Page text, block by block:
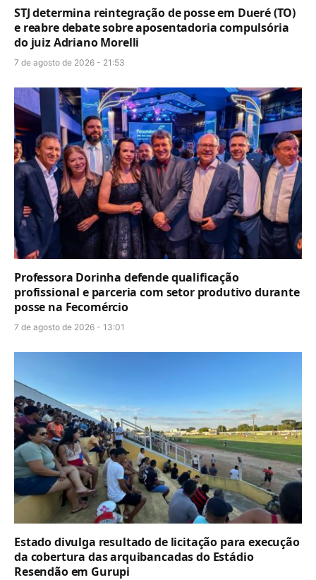
STJ determina reintegração de posse em Dueré (TO)
e reabre debate sobre aposentadoria compulsória
do juiz Adriano Morelli
7 de agosto de 2026 - 21:53
Professora Dorinha defende qualificação
profissional e parceria com setor produtivo durante
posse na Fecomércio
7 de agosto de 2026 - 13:01
Estado divulga resultado de licitação para execução
da cobertura das arquibancadas do Estádio
Resendão em Gurupi